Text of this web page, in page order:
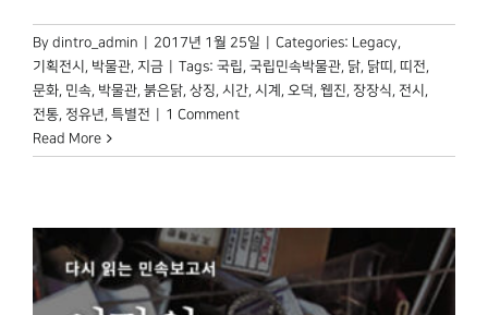
By dintro_admin 2017년 1월 25일 Categories: Legacy,
기획전시 , 박물관, 지금 Tags: 국립, 국립민속박물관, 닭, 닭띠 , 띠전,
문화, 민속, 박물관, 붉은닭, 상징, 시간, 시계 , 오덕, 웹진, 장장식, 전시 ,
전통, 정유년, 특별전
1 Comment
Read More